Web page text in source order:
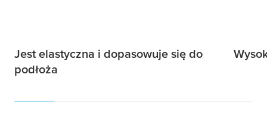
Jest elastyczna i dopasowuje się do
podłoża